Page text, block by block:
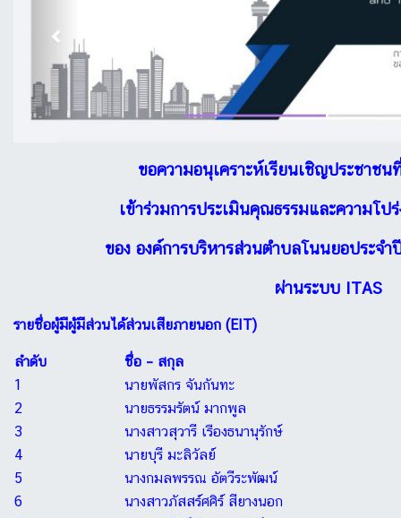
ขอความอนุเคราะห์เรียนเชิญประชาช
เข้าร่วมการประเมินคุณธรรมและความโป
ของ องค์การบริหารส่วนตำบลโนนยอประจ
ผ่านระบบ ITAS
รายชื่อผู้มีผู้มีส่วนได้ส่วนเสียภายนอก (EIT)
ลำดับ
ชื่อ – สกุล
1
นายพัสกร จันกันทะ
2
นายธรรมรัตน์ มากพูล
3
นางสาวสุวารี เรืองธนานุรักษ์
4
นายบุรี มะลิวัลย์
5
นางกมลพรรณ อัตวีระพัฒน์
6
นางสาวภัสสร์ศศิร์ สียางนอก